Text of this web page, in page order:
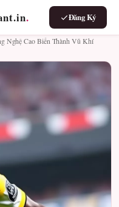
. Đăng Ký
Nghệ Cao Biến Thành Vũ Khí